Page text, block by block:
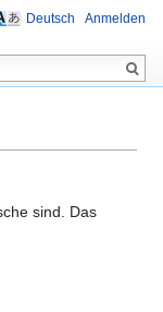
sind. Das
Deutsch Anmelden